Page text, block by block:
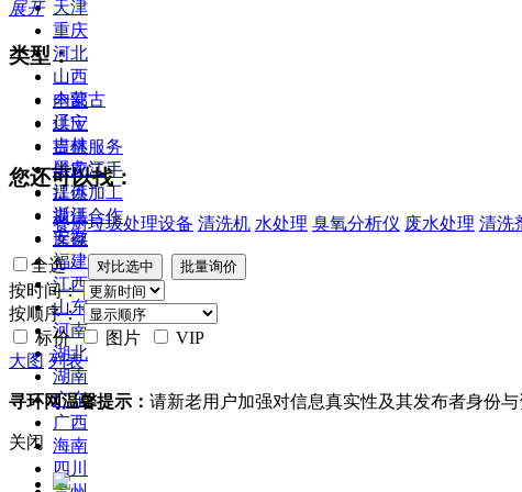
天津
重庆
河北
山西
内蒙古
辽宁
吉林
黑龙江
江苏
浙江
安徽
福建
江西
山东
河南
湖北
湖南
广东
广西
海南
四川
展开
类型：
全部
供应
提供服务
供应二手
提供加工
提供合作
库存
您还可以找：
餐厨垃圾处理设备 清洗机 水处理 臭氧分析仪 废水处理 清洗
全选
按时间：
按顺序：
标价
图片
VIP
大图 列表
寻环网温馨提示： 请新老用户加强对信息真实性及其发布者身份
关闭